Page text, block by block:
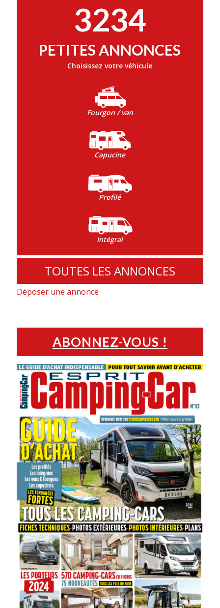
3234
PETITES ANNONCES
Choisissez votre véhicule
Fourgon / van
Capucine
Profilé
Intégral
TOUTES LES ANNONCES
Déposer une annonce
ABONNEZ-VOUS !